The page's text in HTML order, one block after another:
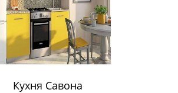
Кухня Савона